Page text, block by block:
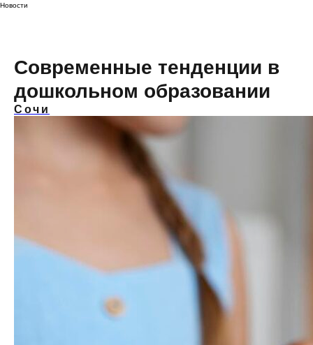
Новости
Современные тенденции в
дошкольном образовании
Сочи